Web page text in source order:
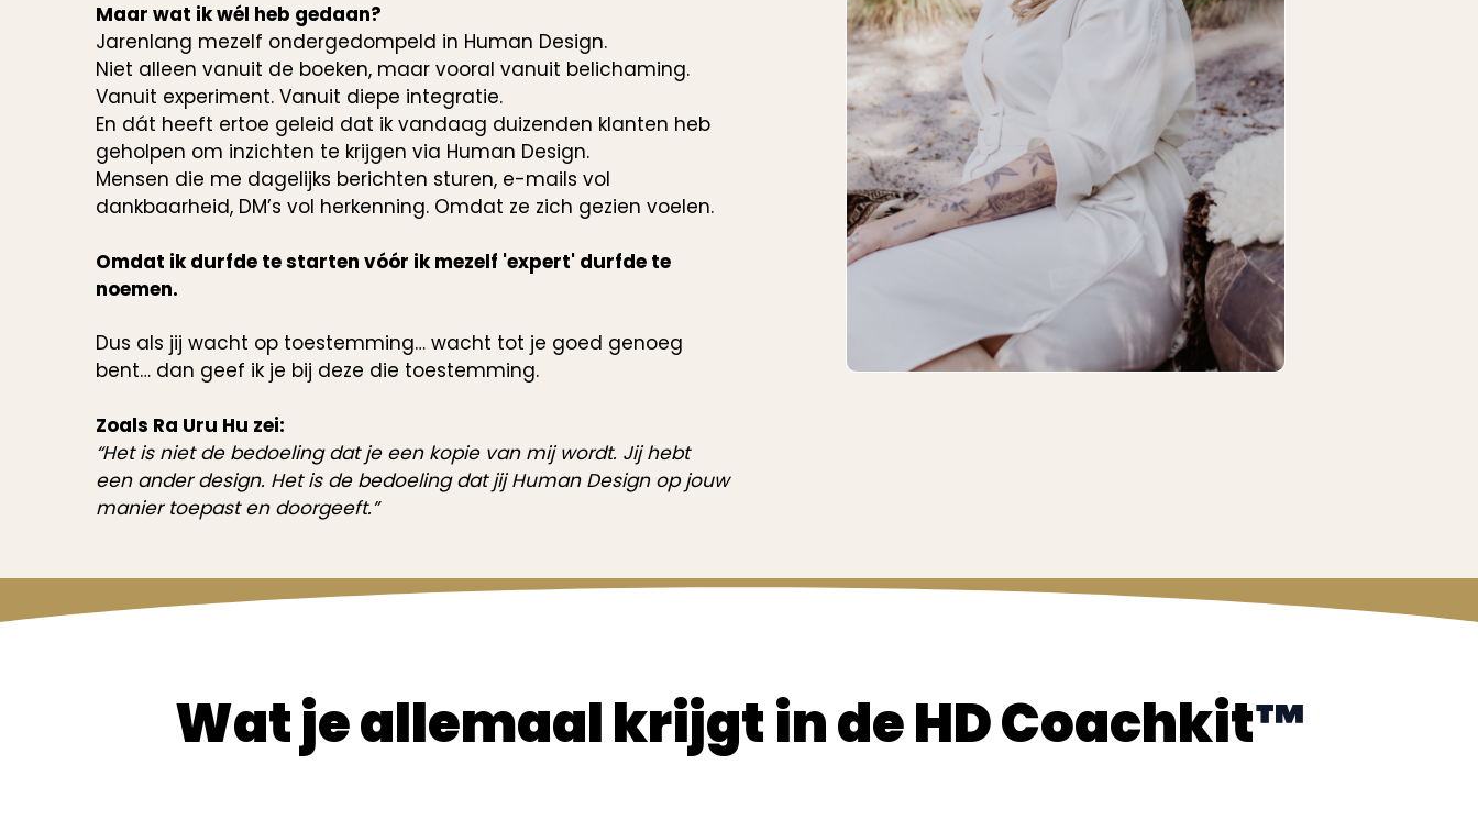
Maar wat ik wél heb gedaan?
Jarenlang mezelf ondergedompeld in Human Design.
Niet alleen vanuit de boeken, maar vooral vanuit belichaming.
Vanuit experiment. Vanuit diepe integratie.
En dát heeft ertoe geleid dat ik vandaag duizenden klanten heb
geholpen om inzichten te krijgen via Human Design.
Mensen die me dagelijks berichten sturen, e-mails vol
dankbaarheid, DM’s vol herkenning. Omdat ze zich gezien voelen.
Omdat ik durfde te starten vóór ik mezelf 'expert' durfde te
noemen.
Dus als jij wacht op toestemming… wacht tot je goed genoeg
bent… dan geef ik je bij deze die toestemming.
Zoals Ra Uru Hu zei:
“Het is niet de bedoeling dat je een kopie van mij wordt. Jij hebt
een ander design. Het is de bedoeling dat jij Human Design op jouw
manier toepast en doorgeeft.”
Wat je allemaal krijgt in de HD Coachkit™